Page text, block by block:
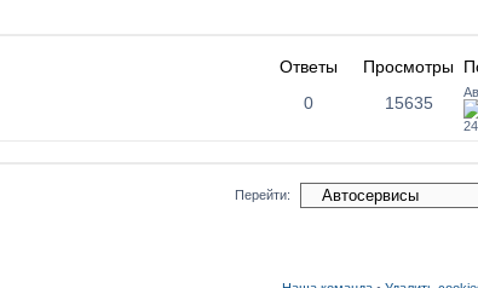
Ответы Просмотры
0 15635
Перейти: